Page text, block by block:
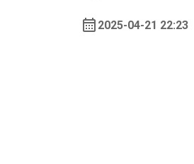
2025-04-21 22:23